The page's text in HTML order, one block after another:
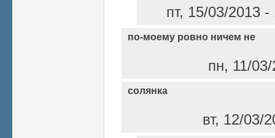
пт, 15/03/2013
по-моему ровно ничем не
пн, 11/
солянка
вт, 12/03/